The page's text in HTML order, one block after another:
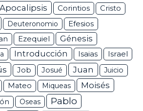
Apocalipsis Corintios Cristo
Deuteronomio Efesios
Ezequiel
Génesis
Introducción Isaias Israel
Job Josué Juan
Juicio
Mateo Miqueas Moisés
Oseas Pablo